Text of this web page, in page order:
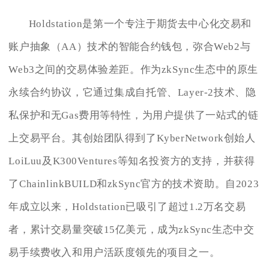
Holdstation是第一个专注于期货去中心化交易和
账户抽象（AA）技术的智能合约钱包，弥合Web2与
Web3之间的交易体验差距。作为zkSync生态中的原生
永续合约协议，它通过集成自托管、Layer-2技术、隐
私保护和无Gas费用等特性，为用户提供了一站式的链
上交易平台。其创始团队得到了KyberNetwork创始人
LoiLuu及K300Ventures等知名投资方的支持，并获得
了ChainlinkBUILD和zkSync官方的技术资助。自2023
年成立以来，Holdstation已吸引了超过1.2万名交易
者，累计交易量突破15亿美元，成为zkSync生态中交
易手续费收入和用户活跃度领先的项目之一。